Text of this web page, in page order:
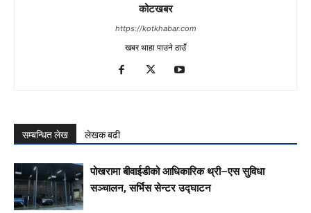
कोटखबर
https://kotkhabar.com
खबर थाहा पाउने ठाउँ
सम्बन्धित लेख लेखक बढी
पोखरामा बीवाईडीको आधिकारिक थ्री–एस सुविधा
सञ्चालन, सर्भिस सेन्टर उद्घाटन